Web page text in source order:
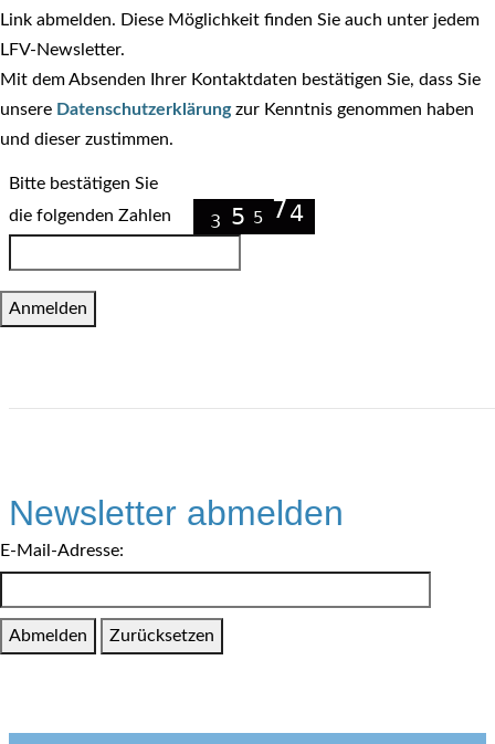
Link abmelden. Diese Möglichkeit finden Sie auch unter jedem
LFV-Newsletter.
Mit dem Absenden Ihrer Kontaktdaten bestätigen Sie, dass Sie
unsere Datenschutzerklärungzur Kenntnis genommen haben
und dieser zustimmen.
Bitte bestätigen Sie
die folgenden Zahlen
Newsletter abmelden
E-Mail-Adresse: